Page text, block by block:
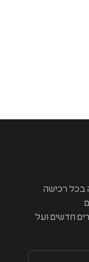
נהנים מ 5% הנחה בכל רכישה
חדשים ועל